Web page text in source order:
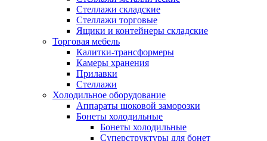
Стеллажи складские
Стеллажи торговые
Ящики и контейнеры складские
Торговая мебель
Калитки-трансформеры
Камеры хранения
Прилавки
Стеллажи
Холодильное оборудование
Аппараты шоковой заморозки
Бонеты холодильные
Бонеты холодильные
Суперструктуры для бонет